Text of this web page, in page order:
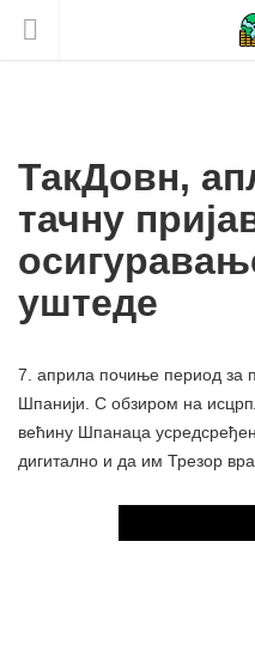
ТакДовн,
тачну
уштеде
7. априла почиње период за
Шпанији. С обзиром на
већину Шпанаца
дигитално и да им Трезор